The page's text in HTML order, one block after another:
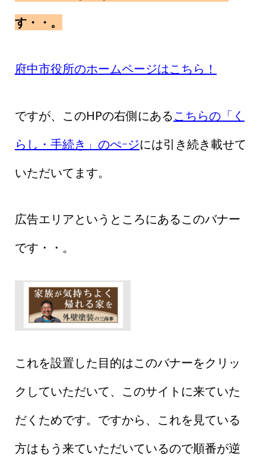
す・・。
府中市役所のホームページはこちら！
ですが、このHPの右側にあるこちらの「く
らし・手続き」のぺｰジには引き続き載せて
いただいてます。
広告エリアというところにあるこのバナー
です・・。
これを設置した目的はこのバナーをクリッ
クしていただいて、このサイトに来ていた
だくためです。ですから、これを見ている
方はもう来ていただいているので順番が逆